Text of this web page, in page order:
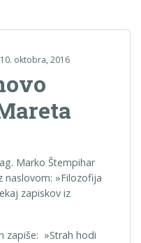
10. oktobra, 2016
Marko Štempihar
naslovom: »Filozofija
zapiskov iz
zapiše: »Strah hodi